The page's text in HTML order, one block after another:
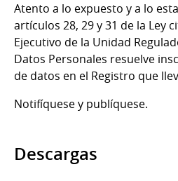
Atento a lo expuesto y a lo
artículos 28, 29 y 31 de la Ley
Ejecutivo de la Unidad
Datos Personales resuelve
de datos en el Registro que
Notifíquese y publíquese.
Descargas